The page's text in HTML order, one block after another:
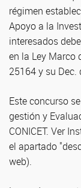
régimen
Apoyo a la
interesados
en la Ley Marco
25164 y su Dec.
Este concurso
gestión y
CONICET. Ver
el apartado
web).